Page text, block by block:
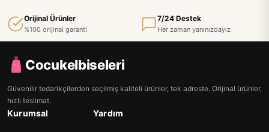
Orijinal Ürünler
%100 orijinal garanti
7/24 Destek
Her zaman yanınızdayız
Cocukelbiseleri
Güvenilir tedarikçilerden seçilmiş kaliteli ürünler, tek adreste. Orijinal ürünler,
hızlı teslimat.
Kurumsal Yardım